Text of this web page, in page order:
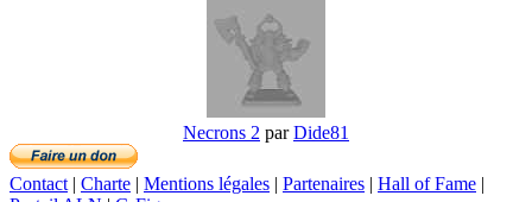
Necrons 2 parDide81
Contact| Charte | Mentions légales | Partenaires | Hall of Fame |